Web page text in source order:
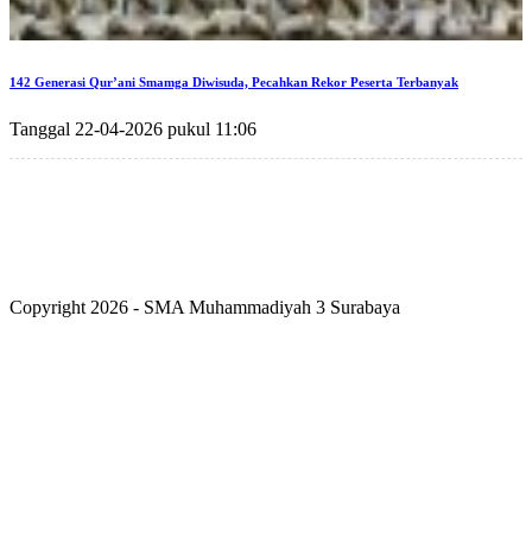
142 Generasi Qur’ani Smamga Diwisuda, Pecahkan Rekor Peserta Terbanyak
Tanggal 22-04-2026 pukul 11:06
Copyright 2026 - SMA Muhammadiyah 3 Surabaya